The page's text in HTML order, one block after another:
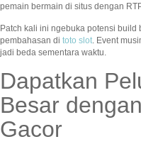
pemain bermain di situs dengan
Patch kali ini ngebuka potensi
pembahasan di toto slot . Event
jadi beda sementara waktu.
Dapatkan
Besar
Gacor